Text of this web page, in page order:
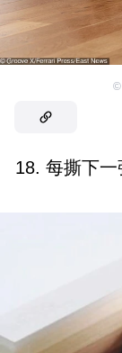
©
18. 每撕下